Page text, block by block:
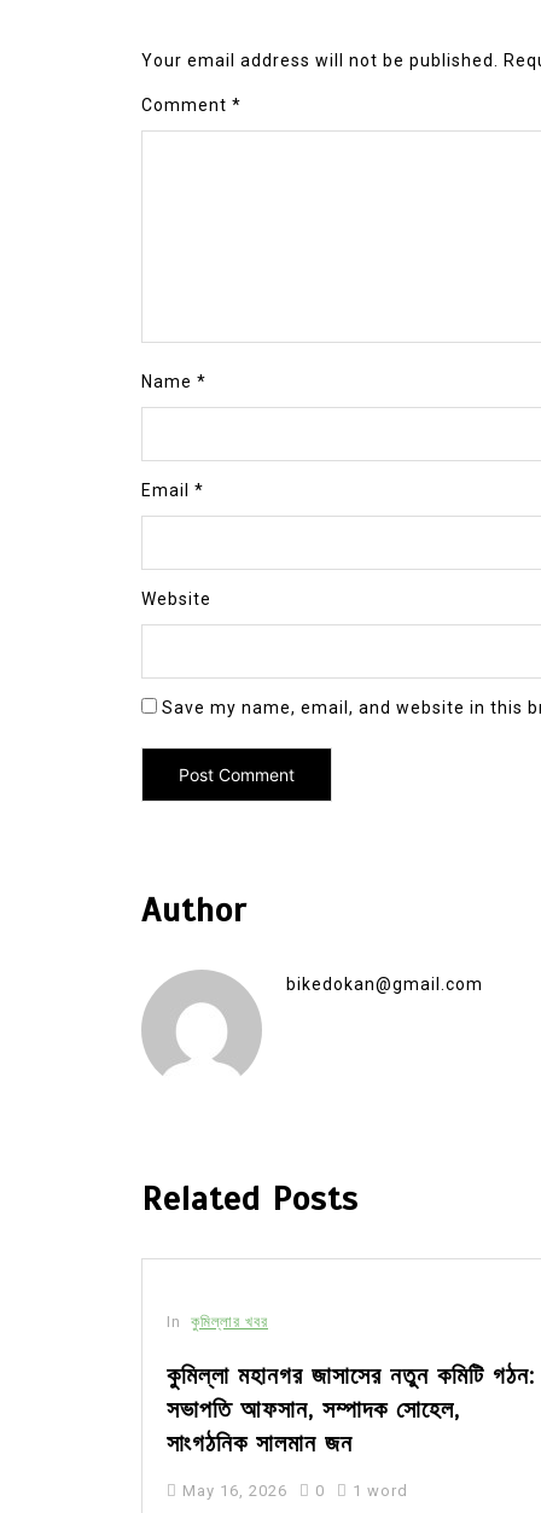
Your email address will not be published.
Comment *
Name *
Email *
Website
Save my name, email, and website in this
Author
bikedokan@gmail.com
Related Posts
In কুমিল্লার খবর
কুমিল্লা মহানগর জাসাসের নতুন কমিটি গঠন:
সভাপতি আফসান, সম্পাদক সোহেল,
সাংগঠনিক সালমান জন
May 16, 2026 0 1 word